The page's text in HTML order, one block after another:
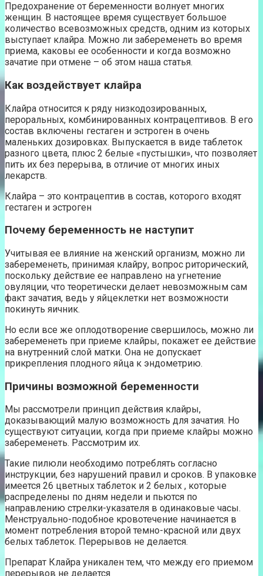
Предохранение от беременности волнует многих
женщин. В настоящее время существует большое
количество всевозможных средств, одним из которых
выступает клайра. Можно ли забеременеть во время
приема, каковы ее особенности и когда возможно
зачатие при отмене – об этом наша статья.
Как воздействует клайра
Клайра относится к ряду низкодозированных,
пероральных, комбинированных контрацептивов. В его
состав включены гестаген и эстроген в очень
маленьких дозировках. Выпускается в виде таблеток
разного цвета, плюс 2 белые «пустышки», что позволяет
пить их без перерыва, в отличие от многих иных
лекарств.
Клайра – это контрацептив в состав, которого входят
гестаген и эстроген
Почему беременность не наступит
Учитывая ее влияние на женский организм, можно ли
забеременеть, принимая клайру, вопрос риторический,
поскольку действие ее направлено на угнетение
овуляции, что теоретически делает невозможным сам
факт зачатия, ведь у яйцеклетки нет возможности
покинуть яичник.
Но если все же оплодотворение свершилось, можно ли
забеременеть при приеме клайры, покажет ее действие
на внутренний слой матки. Она не допускает
прикрепления плодного яйца к эндометрию.
Причины возможной беременности
Мы рассмотрели принцип действия клайры,
доказывающий малую возможность для зачатия. Но
существуют ситуации, когда при приеме клайры можно
забеременеть. Рассмотрим их.
Такие пилюли необходимо потреблять согласно
инструкции, без нарушений правил и сроков. В упаковке
имеется 26 цветных таблеток и 2 белых , которые
распределены по дням недели и пьются по
направлению стрелки-указателя в одинаковые часы.
Менструально-подобное кровотечение начинается в
момент потребления второй темно-красной или двух
белых таблеток. Перерывов не делается.
Препарат Клайра уникален тем, что между его приемом
перерывов не делается